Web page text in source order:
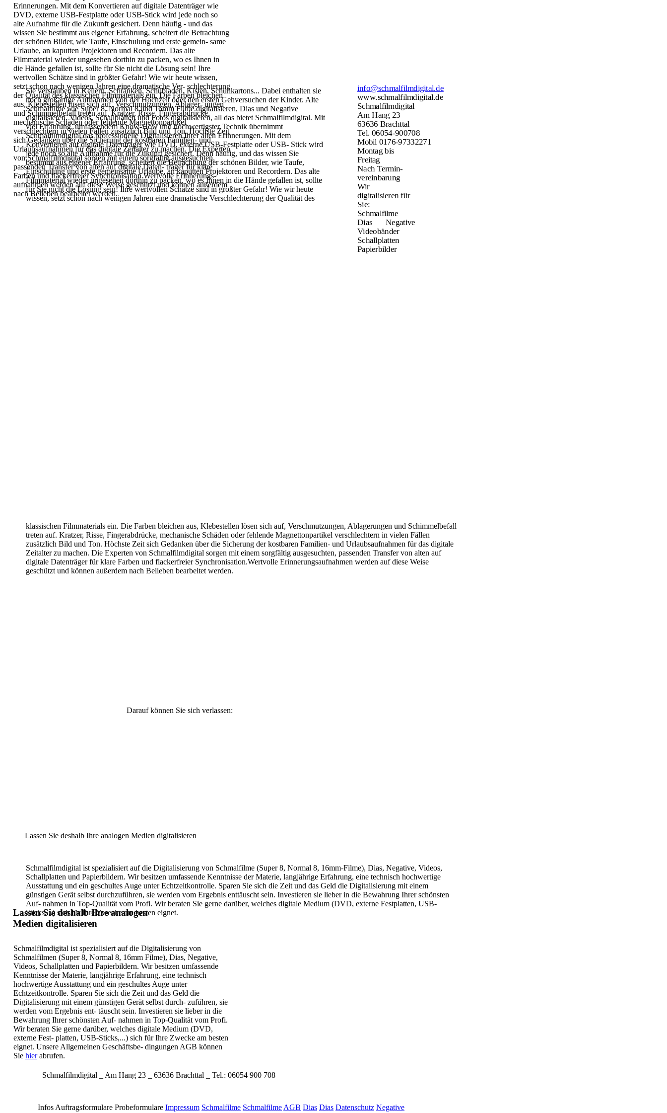
Sie verstauben in Kellern, Schränken, Schubladen,Kisten, Schuhkartons... Dabei enthalten sie
noch großartige Aufnahmen von derHochzeit oder den ersten Gehversuchen der Kinder. Alte
Schmalfilme wie Super 8, Normal 8 und 16mm Filmedigitalisieren, Dias und Negative
digitalisieren, Videos,Schallplatten und Fotos digitalisieren, all das bietet Schmalfilmdigital. Mit
viel Erfahrung, umfassendemKnow-How und hochwertigster Technik übernimmt
Schmalfilmdigital das professionelle Digitalisieren Ihreralten Erinnerungen. Mit dem
Konvertieren auf digitaleDatenträger wie DVD, externe USB-Festplatte oder USB- Stick wird
jede noch so alte Aufnahme für die Zukunftgesichert. Denn häufig, und das wissen Sie
bestimmt auseigener Erfahrung, scheitert die Betrachtung derschönen Bilder, wie Taufe,
Einschulung und erstegemeinsame Urlaube, an kaputten Projektoren und Recordern. Das alte
Filmmaterial wieder ungesehendorthin zu packen, wo es Ihnen in die Hände gefallen ist, sollte
für Sie nicht die Lösung sein!Ihre wertvollen Schätze sind in größter Gefahr! Wie wir heute
wissen, setzt schon nach wenigen Jahren eine dramatische Verschlechterung der Qualität des
Lassen Sie deshalb Ihre analogen Medien digitalisieren
Schmalfilmdigital ist spezialisiert auf die Digitalisierung von Schmalfilme (Super 8, Normal 8, 16mm-Filme), Dias, Negative, Videos,
Schallplatten und Papierbildern. Wir besitzen umfassende Kenntnisse der Materie, langjährige Erfahrung, eine technisch hochwertige
Ausstattung und ein geschultes Auge unter Echtzeitkontrolle. Sparen Sie sich die Zeit und das Geld die Digitalisierung mit einem
günstigen Gerät selbst durchzuführen, sie werden vom Ergebnis enttäuscht sein. Investieren sie lieber in die Bewahrung Ihrer schönsten
Auf- nahmen in Top-Qualität vom Profi. Wir beraten Sie gerne darüber, welches digitale Medium (DVD, externe Festplatten, USB-
Sticks,...) sich für Ihre Zweckeam besten eignet.
info@schmalfilmdigital.de
www.schmalfilmdigital.de
Schmalfilmdigital
Am Hang 23
63636 Brachttal
Tel. 06054-900708
Mobil 0176-97332271
Montag bis
Freitag
Nach Termin-
vereinbarung
Wir
digitalisieren für
Sie:
Schmalfilme
Dias
Negative
Videobänder
Schallplatten
Papierbilder
Darauf können Sie sich verlassen:
Infos Auftragsformulare Probeformulare Impressum Schmalfilme Schmalfilme AGB Dias Dias Datenschutz Negative
Schmalfilmdigital _ Am Hang 23 _ 63636 Brachttal _ Tel.: 06054 900 708
klassischen Filmmaterials ein. Die Farben bleichen aus, Klebestellen lösen sich auf, Verschmutzungen, Ablagerungen und Schimmelbefall
treten auf. Kratzer, Risse, Fingerabdrücke, mechanische Schäden oder fehlende Magnettonpartikel verschlechtern in vielen Fällen
zusätzlich Bild und Ton. Höchste Zeit sich Gedanken über die Sicherung der kostbaren Familien- und Urlaubsaufnahmen für das digitale
Zeitalter zu machen. Die Experten von Schmalfilmdigital sorgen mit einem sorgfältig ausgesuchten, passenden Transfer von alten auf
digitale Datenträger für klare Farben und flackerfreier Synchronisation.Wertvolle Erinnerungsaufnahmen werden auf diese Weise
geschützt und können außerdem nach Belieben bearbeitet werden.
Lassen Sie deshalb Ihre analogen
Medien digitalisieren
Schmalfilmdigital ist spezialisiert aufdie Digitalisierung von
Schmalfilmen (Super 8, Normal 8, 16mm Filme), Dias, Negative,
Videos, Schallplatten und Papierbildern. Wir besitzen umfassende
Kenntnisse der Materie, langjährige Erfahrung, eine technisch
hochwertige Ausstattung und ein geschultes Auge unter
Echtzeitkontrolle. Sparen Sie sich die Zeit und das Geld die
Digitalisierung mit einem günstigen Gerät selbst durch- zuführen, sie
werden vom Ergebnis ent- täuscht sein. Investieren sie lieber in die
Bewahrung Ihrer schönsten Auf- nahmen in Top-Qualität vom Profi.
Wirberaten Sie gerne darüber, welches digitale Medium (DVD,
externe Fest- platten, USB-Sticks,...) sich für Ihre Zwecke am besten
eignet. Unsere Allgemeinen Geschäftsbe- dingungen AGB können
Sie hierabrufen.
Erinnerungen. Mit dem Konvertieren auf digitale Datenträger wie
DVD, externe USB-Festplatte oder USB-Stick wird jede noch so
alte Aufnahme fürdie Zukunft gesichert. Denn häufig - und das
wissen Sie bestimmt aus eigener Erfahrung, scheitert die Betrachtung
der schönen Bilder, wie Taufe, Einschulung und erste gemein- same
Urlaube, an kaputten Projektoren und Recordern. Das alte
Filmmaterial wieder ungesehen dorthin zu packen, wo es Ihnen in
die Hände gefallen ist, sollte für Sie nicht die Lösung sein! Ihre
wertvollen Schätze sind in größterGefahr! Wie wir heute wissen,
setzt schon nach wenigen Jahren eine dramatische Ver- schlechterung
der Qualität desklassischen Filmmaterials ein. DieFarben bleichen
aus, Klebestellen lösensich auf, Verschmutzungen, Ablager- ungen
und Schimmelbefall treten auf.Kratzer, Risse, Fingerabdrücke,
mechanische Schäden oder fehlendeMagnettonpartikel
verschlechtern invielen Fällen zusätzlich Bild und Ton.Höchste Zeit
sich Gedanken über dieSicherung der kostbaren Familien- und
Urlaubsaufnahmen für das digitaleZeitalter zu machen. Die Experten
vonSchmalfilmdigital sorgen mit einemsorgfältig ausgesuchten,
passendenTransfer von alten auf digitale Daten- träger für klare
Farben und flackerfreierSynchronisation.Wertvolle Erinnerungs-
aufnahmen werden auf diese Weisegeschützt und können außerdem
nachBelieben bearbeitet werden.